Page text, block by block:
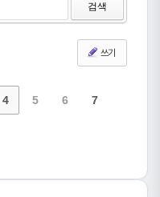
검색
쓰기
4 5 6 7